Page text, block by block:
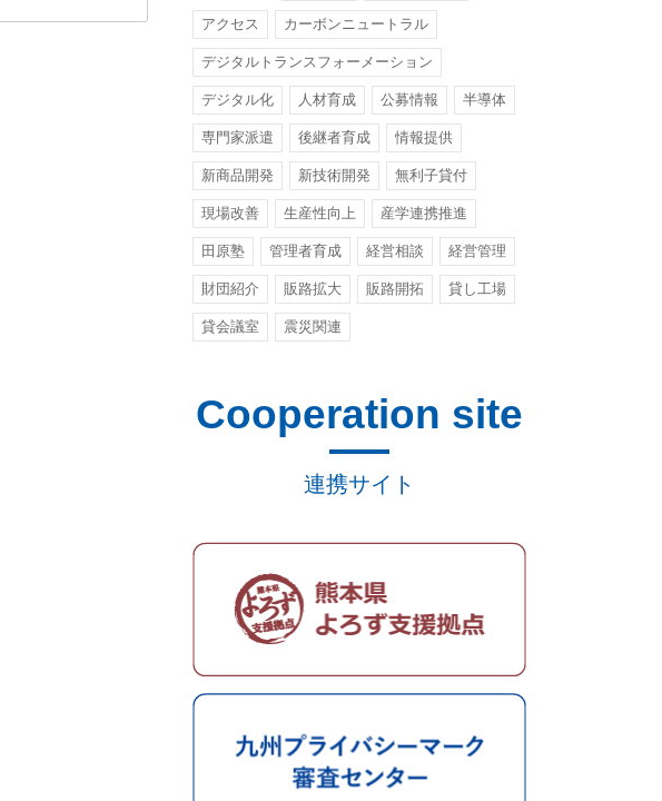
アクセス カーボンニュートラル
デジタルトランスフォーメーション
デジタル化 人材育成 公募情報 半導体
専門家派遣 後継者育成 情報提供
新商品開発 新技術開発 無利子貸付
現場改善 生産性向上 産学連携推進
田原塾 管理者育成 経営相談 経営管理
財団紹介 販路拡大 販路開拓 貸し工場
貸会議室 震災関連
Cooperation site
連携サイト